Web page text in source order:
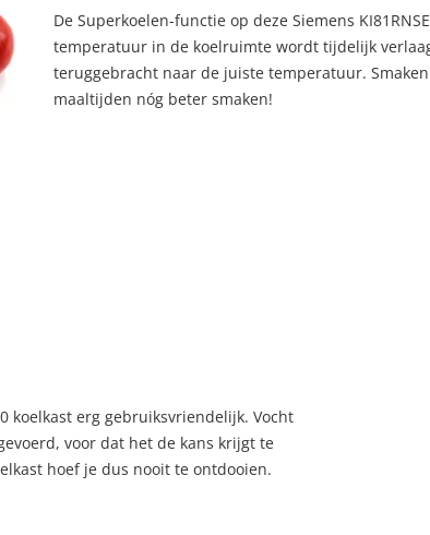
De Superkoelen-functie op deze Siemens
temperatuur in de koelruimte wordt tijdelijk
teruggebracht naar de juiste temperatuur.
maaltijden nóg beter smaken!
koelkast erg gebruiksvriendelijk. Vocht
voor dat het de kans krijgt te
hoef je dus nooit te ontdooien.